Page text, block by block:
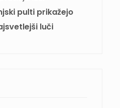
pulti prikažejo
luči